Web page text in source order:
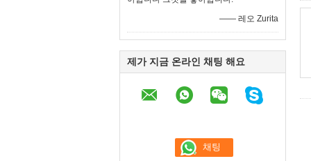
—— 레오 Zurita
제가 지금 온라인 채팅 해요